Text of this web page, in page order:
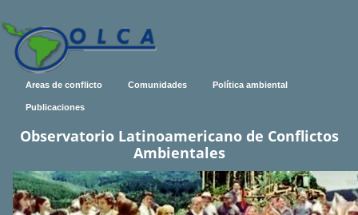
Areas de conflicto Comunidades Política ambiental
Publicaciones
Observatorio Latinoamericano de Conflictos
Ambientales